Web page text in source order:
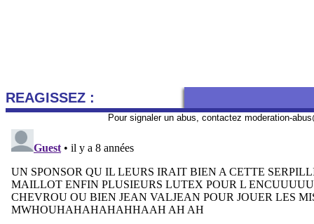
REAGISSEZ :
Pour signaler un abus, contactez moderation-